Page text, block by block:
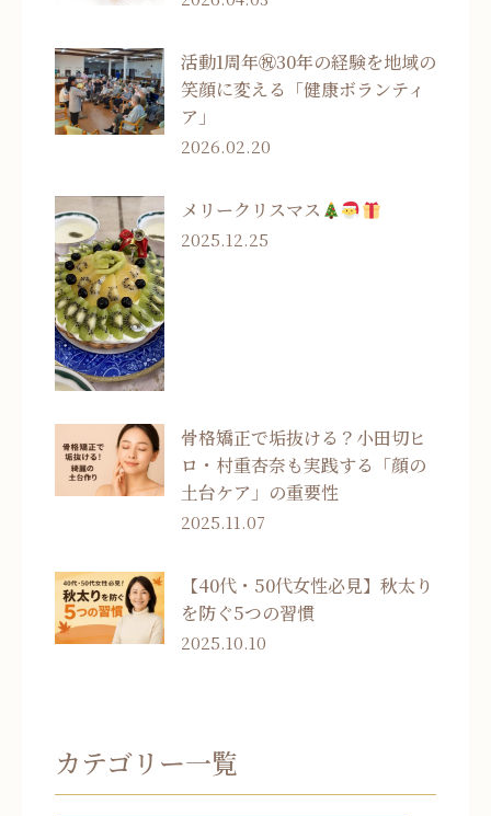
活動1周年㊗30年の経験を地域の
笑顔に変える「健康ボランティ
ア」
2026.02.20
メリークリスマス
2025.12.25
骨格矯正で垢抜ける？小田切ヒ
ロ・村重杏奈も実践する「顔の
土台ケア」の重要性
2025.11.07
【40代・50代女性必見】秋太り
を防ぐ5つの習慣
2025.10.10
カテゴリー一覧